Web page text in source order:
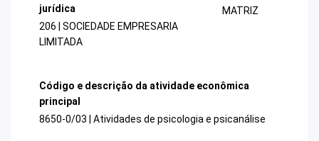
jurídica
206 | SOCIEDADE EMPRESARIA
LIMITADA
MATRIZ
Código e descrição da atividade econômica
principal
8650-0/03 | Atividades de psicologia e psicanálise